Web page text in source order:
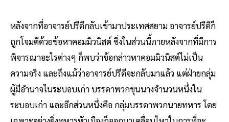
หลังจากที่อาจารย์ปรีดีกลับเข้ามาประเทศสยาม อาจารย์ปรีดีก็
ถูกโจมตีด้วยข้อหาคอมมิวนิสต์ ซึ่งในส่วนนี้ภายหลังจากที่มีการ
พิจารณาอะไรต่างๆ ก็พบว่าข้อกล่าวหาคอมมิวนิสต์ไม่เป็น
ความจริง และถึงแม้ว่าอาจารย์ปรีดีจะกลับมาแล้ว แต่ฝ่ายกลุ่ม
ผู้มีอำนาจในระบอบเก่า บรรดาพวกขุนนางจำนวนหนึ่งใน
ระบอบเก่า และอีกส่วนหนึ่งคือ กลุ่มบรรดาพวกนายทหาร โดย